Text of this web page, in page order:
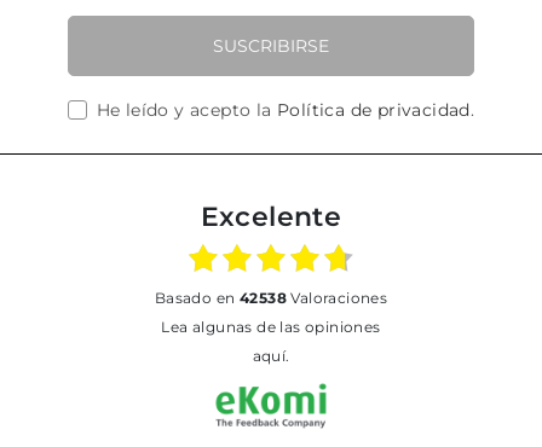
SUSCRIBIRSE
He leído y acepto la Política de privacidad.
Excelente
basado en 42538Valoraciones
Lea algunas de las opiniones
aquí.